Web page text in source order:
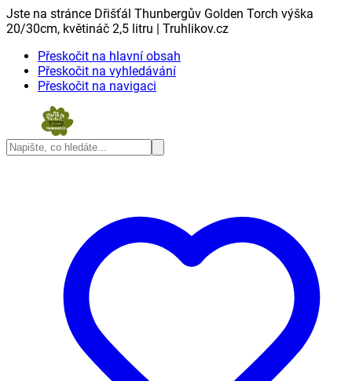
Jste na stránce Dřišťál Thunbergův Golden Torch výška
20/30cm, květináč 2,5 litru | Truhlikov.cz
Přeskočit na hlavní obsah
Přeskočit na vyhledávání
Přeskočit na navigaci